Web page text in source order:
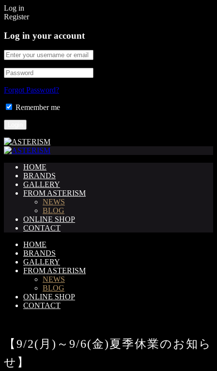
Log in
Register
Log in your account
Forgot Password?
Remember me
HOME
BRANDS
GALLERY
FROM ASTERISM
NEWS
BLOG
ONLINE SHOP
CONTACT
HOME
BRANDS
GALLERY
FROM ASTERISM
NEWS
BLOG
ONLINE SHOP
CONTACT
【9/2(月)～9/6(金)夏季休業のお知ら
せ】